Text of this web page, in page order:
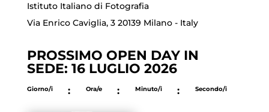
Istituto Italiano di Fotografia
Via Enrico Caviglia, 3 20139 Milano - Italy
PROSSIMO OPEN DAY IN
SEDE: 16 LUGLIO 2026
Giorno/i : Ora/e : Minuto/i : Secondo/i